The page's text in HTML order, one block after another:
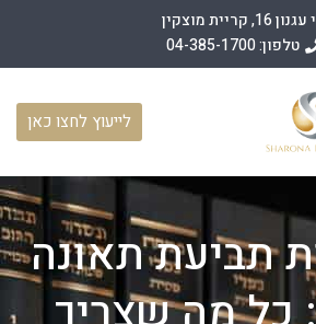
16, קריית מוצקין
טלפון: 04-385-1700
לייעוץ לחצו כאן
תביעת תאונה